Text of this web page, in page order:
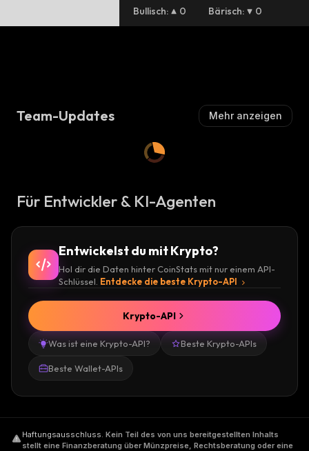
this year. #dynmt $dynmt
Bullisch: 0 Bärisch: 0
Team-Updates Mehr anzeigen
Für Entwickler & KI-Agenten
Entwickelst du mit Krypto?
Hol dir die Daten hinter CoinStats mit nur einem API-
Schlüssel. Entdecke die beste Krypto-API
Was ist eine Krypto-API? Beste Krypto-APIs
Beste Wallet-APIs
Krypto-API
Haftungsausschluss. Kein Teil des von uns bereitgestellten Inhalts
stellt eine Finanzberatung über Münzpreise, Rechtsberatung oder eine